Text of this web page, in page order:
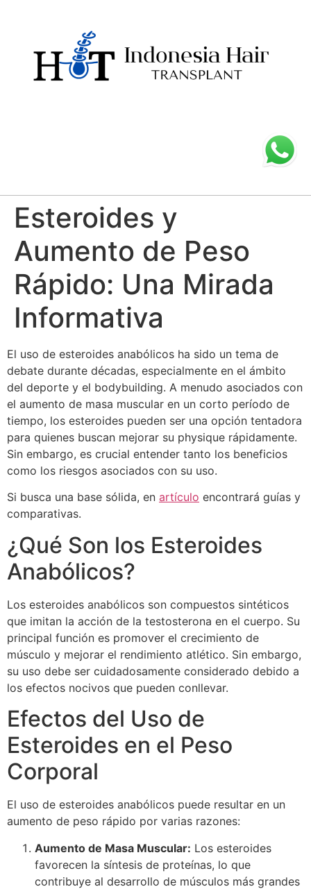
Esteroides y
Aumento de Peso
Rápido: Una Mirada
Informativa
El uso de esteroides anabólicos ha sido un tema de
debate durante décadas, especialmente en el ámbito
del deporte y el bodybuilding. A menudo asociados con
el aumento de masa muscular en un corto período de
tiempo, los esteroides pueden ser una opción tentadora
para quienes buscan mejorar su physique rápidamente.
Sin embargo, es crucial entender tanto los beneficios
como los riesgos asociados con su uso.
Si busca una base sólida, en artículo encontrará guías y
comparativas.
¿Qué Son los Esteroides
Anabólicos?
Los esteroides anabólicos son compuestos sintéticos
que imitan la acción de la testosterona en el cuerpo. Su
principal función es promover el crecimiento de
músculo y mejorar el rendimiento atlético. Sin embargo,
su uso debe ser cuidadosamente considerado debido a
los efectos nocivos que pueden conllevar.
Efectos del Uso de
Esteroides en el Peso
Corporal
El uso de esteroides anabólicos puede resultar en un
aumento de peso rápido por varias razones:
Aumento de Masa Muscular: Los esteroides
favorecen la síntesis de proteínas, lo que
contribuye al desarrollo de músculos más grandes